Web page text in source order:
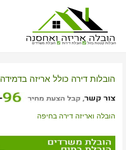
הובלות קטנות בזול הובלת דירות הובלת משרדים
הובלות דירה כולל אריזה בדמידה
הובלה ואריזה דירה בחיפה